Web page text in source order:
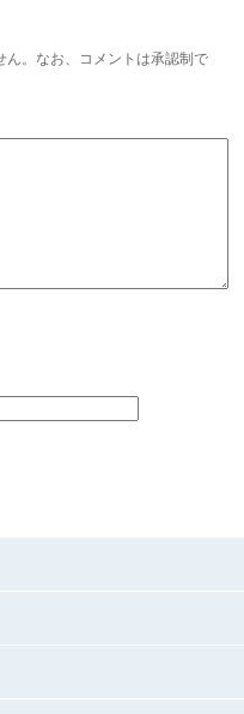
ん。なお、コメントは承認制で